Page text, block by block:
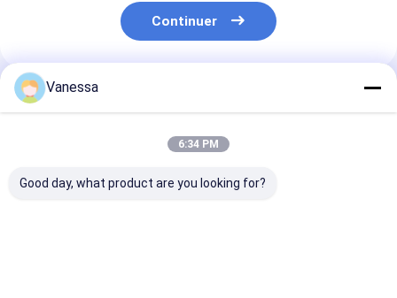
Continuer
Produits Recommandés
Vanessa
6:34 PM
Good day, what product are you looking for?